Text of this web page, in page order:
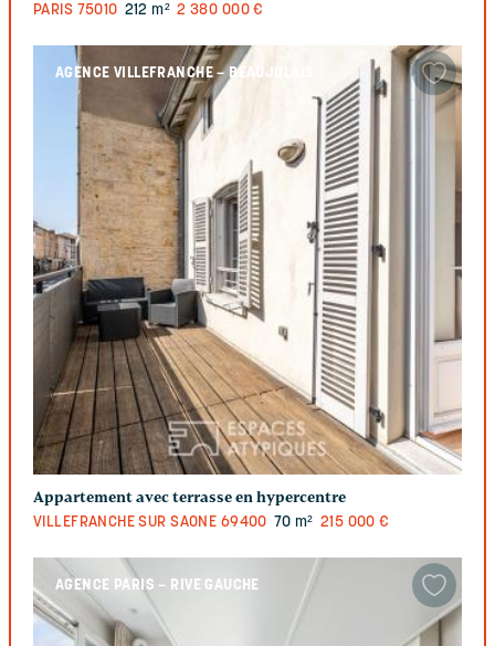
PARIS 75010 212 m² 2 380 000 €
AGENCE VILLEFRANCHE – BEAUJOLAIS
Appartement avec terrasse en hypercentre
VILLEFRANCHE SUR SAONE 69400 70 m² 215 000 €
AGENCE PARIS – RIVE GAUCHE